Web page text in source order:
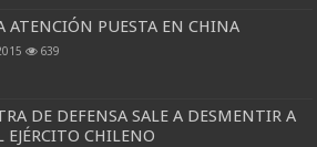
ATENCIÓN PUESTA EN CHINA
639
DE DEFENSA SALE A DESMENTIR A
EJÉRCITO CHILENO